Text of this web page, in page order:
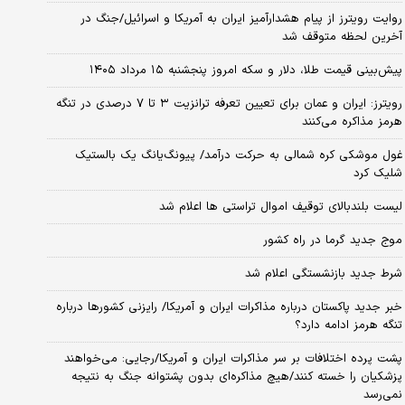
روایت رویترز از پیام هشدارآمیز ایران به آمریکا و اسرائیل/جنگ در
آخرین لحظه متوقف شد
پیش‌بینی قیمت طلا، دلار و سکه امروز پنجشنبه ۱۵ مرداد ۱۴۰۵
رویترز: ایران و عمان برای تعیین تعرفه ترانزیت ۳ تا ۷ درصدی در تنگه
هرمز مذاکره می‌کنند
غول موشکی کره شمالی به حرکت درآمد/ پیونگ‌یانگ یک بالستیک
شلیک کرد
لیست بلندبالای توقیف اموال تراستی ها اعلام شد
موج جدید گرما در راه کشور
شرط جدید بازنشستگی اعلام شد
خبر جدید پاکستان درباره مذاکرات ایران و آمریکا/ رایزنی کشورها درباره
تنگه هرمز ادامه دارد؟
پشت پرده اختلافات بر سر مذاکرات ایران و آمریکا/رجایی: می‌خواهند
پزشکیان را خسته کنند/هیچ مذاکره‌ای بدون پشتوانه جنگ به نتیجه
نمی‌رسد